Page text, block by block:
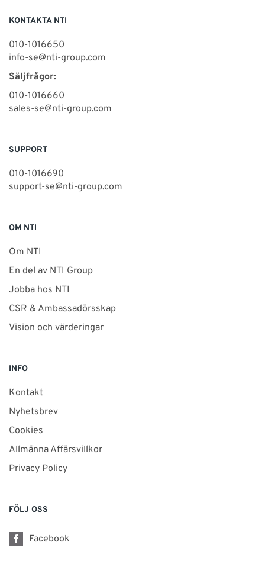
KONTAKTA NTI
010-1016650
info-se@nti-group.com
Säljfrågor:
010-1016660
sales-se@nti-group.com
SUPPORT
010-1016690
support-se@nti-group.com
OM NTI
Om NTI
En del av NTI Group
Jobba hos NTI
CSR & Ambassadörsskap
Vision och värderingar
INFO
Kontakt
Nyhetsbrev
Cookies
Allmänna Affärsvillkor
Privacy Policy
FÖLJ OSS
Facebook